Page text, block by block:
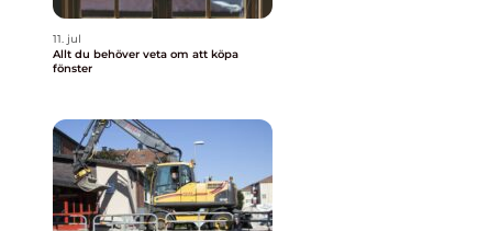
11. jul
Allt du behöver veta om att köpa
fönster